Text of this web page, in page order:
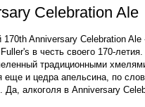
Celebration Ale
Anniversary Celebration Ale
в честь своего 170-летия.
традиционными
еще и цедра апельсина, по
алкоголя в Anniversary